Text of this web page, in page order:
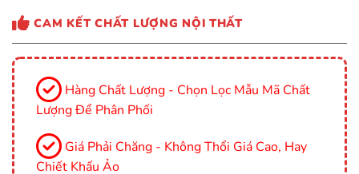
CAM KẾT CHẤT LƯỢNG NỘI THẤT
Hàng Chất Lượng - Chọn Lọc Mẫu Mã Chất
Lượng Để Phân Phối
Giá Phải Chăng - Không Thổi Giá Cao, Hay
Chiết Khấu Ảo